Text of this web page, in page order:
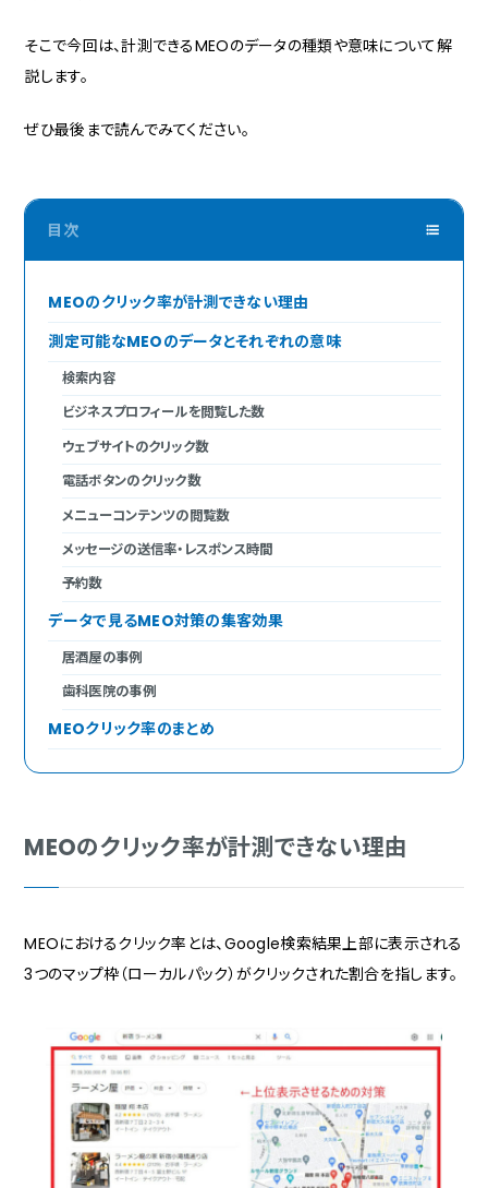
そこで今回は、計測できるMEOのデータの種類や意味について解
説します。
ぜひ最後まで読んでみてください。
MEOのクリック率が計測できない理由
測定可能なMEOのデータとそれぞれの意味
検索内容
ビジネスプロフィールを閲覧した数
ウェブサイトのクリック数
電話ボタンのクリック数
メニューコンテンツの閲覧数
メッセージの送信率・レスポンス時間
予約数
データで見るMEO対策の集客効果
居酒屋の事例
歯科医院の事例
MEOクリック率のまとめ
MEOのクリック率が計測できない理由
MEOにおけるクリック率とは、Google検索結果上部に表示される
3つのマップ枠（ローカルパック）がクリックされた割合を指します。